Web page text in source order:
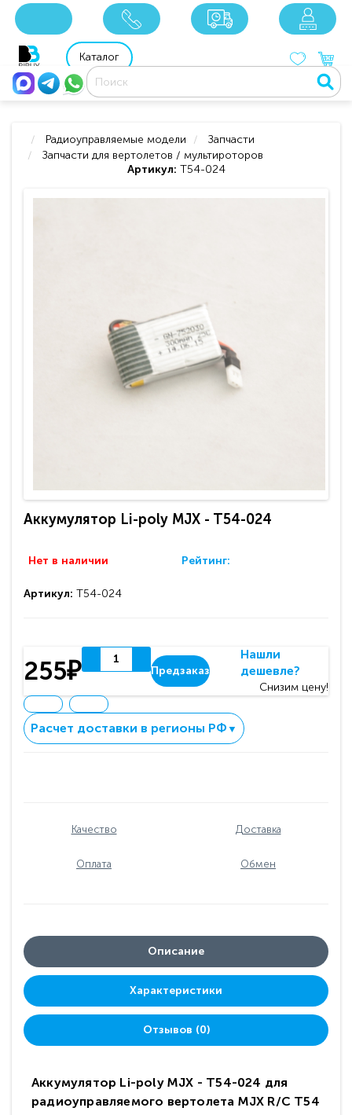
8 800 201 92 06
Каталог
Радиоуправляемые модели
Запчасти
Запчасти для вертолетов / мультироторов
Артикул: T54-024
Аккумулятор Li-poly MJX - T54-024
Нет в наличии Рейтинг:
Артикул: T54-024
255₽ Предзаказ
Нашли
дешевле?
Снизим цену!
Расчет доставки в регионы РФ ▼
Качество Доставка
Оплата Обмен
Описание
Характеристики
Отзывов (0)
Аккумулятор Li-poly MJX - T54-024 для
радиоуправляемого вертолета MJX R/C T54
xxx